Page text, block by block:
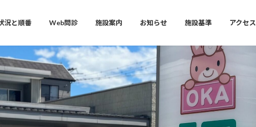
況と順番 Web問診 施設案内 お知らせ 施設基準 アクセス